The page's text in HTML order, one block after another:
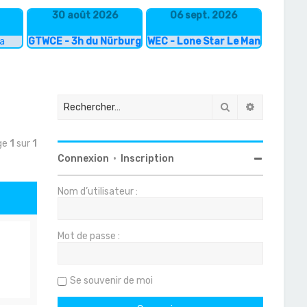
30 août 2026
GTWCE - 3h du Nürburgring
06 sept. 2026
WEC - Lone Star Le Mans
1 sur 1
Rechercher
Connexion • Inscription
Nom d’utilisateur :
Mot de passe :
Se souvenir de moi